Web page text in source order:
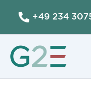
+49 234